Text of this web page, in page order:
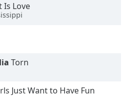
Is Love
Torn
Just Want to Have Fun